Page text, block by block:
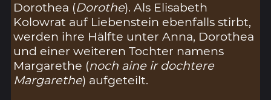
Dorothea (Dorothe). Als Elisabeth
Kolowrat auf Liebenstein ebenfalls stirbt,
werden ihre Hälfte unter Anna, Dorothea
und einer weiteren Tochter namens
Margarethe (noch aine ir dochtere
Margarethe) aufgeteilt.